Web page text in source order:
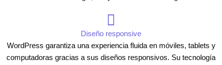
Diseño responsive
WordPress garantiza una experiencia fluida en móviles, tablets y
computadoras gracias a sus diseños responsivos. Su tecnología